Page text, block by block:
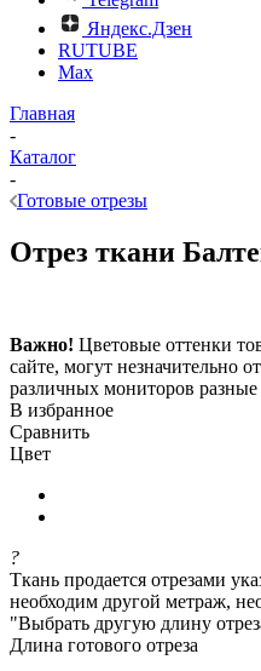
Яндекс.Дзен
RUTUBE
Max
Главная
-
Каталог
-
Готовые отрезы
Отрез ткани
Важно! Цветовые оттенки
сайте, могут незначительно
различных мониторов разные
В избранное
Сравнить
Цвет
?
Ткань продается отрезами
необходим другой метраж,
"Выбрать другую длину
Длина готового отреза